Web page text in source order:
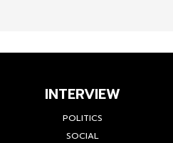
INTERVIEW
POLITICS
SOCIAL